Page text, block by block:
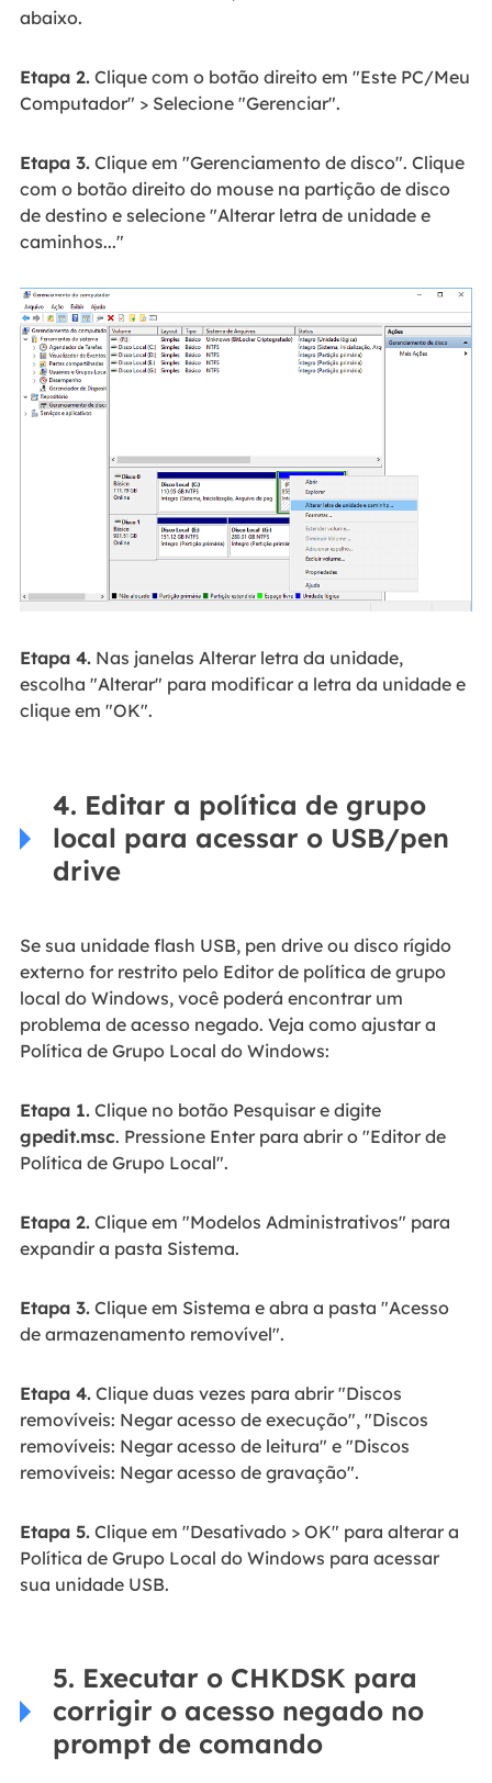
abaixo.
Etapa 2.Clique com o botão direito em "Este PC/Meu
Computador" > Selecione "Gerenciar".
Etapa 3.Clique em "Gerenciamento de disco". Clique
com o botão direito do mouse na partição de disco
de destino e selecione "Alterar letra de unidade e
caminhos..."
Etapa 4.Nas janelas Alterar letra da unidade,
escolha "Alterar" para modificar a letra da unidade e
clique em "OK".
4. Editar a política de grupo
local para acessar o USB/pen
drive
Se sua unidade flash USB, pen drive ou disco rígido
externo for restrito pelo Editor de política de grupo
local do Windows, você poderá encontrar um
problema de acesso negado. Veja como ajustar a
Política de Grupo Local do Windows:
Etapa 1.Clique no botão Pesquisar e digite
gpedit.msc. Pressione Enter para abrir o "Editor de
Política de Grupo Local".
Etapa 2.Clique em "Modelos Administrativos" para
expandir a pasta Sistema.
Etapa 3.Clique em Sistema e abra a pasta "Acesso
de armazenamento removível".
Etapa 4.Clique duas vezes para abrir "Discos
removíveis: Negar acesso de execução", "Discos
removíveis: Negar acesso de leitura" e "Discos
removíveis: Negar acesso de gravação".
Etapa 5.Clique em "Desativado > OK" para alterar a
Política de Grupo Local do Windows para acessar
sua unidade USB.
5. Executar o CHKDSK para
corrigir o acesso negado no
prompt de comando